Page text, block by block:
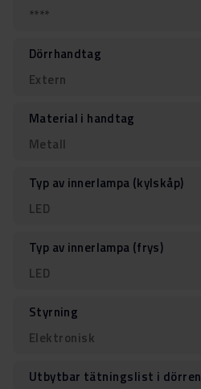
****
Dörrhandtag
Extern
Material i handtag
Metall
Typ av innerlampa (kylskåp)
LED
Typ av innerlampa (frys)
LED
Styrning
Elektronisk
Utbytbar tätningslist i dörren